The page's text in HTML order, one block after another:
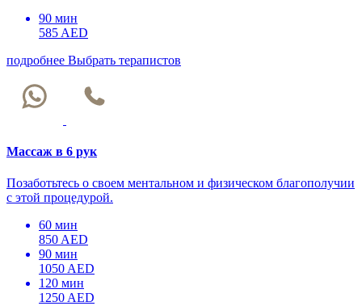
90 мин
585 AED
подробнее Выбрать терапистов
Массаж в 6 рук
Позаботьтесь о своем ментальном и физическом благополучии
с этой процедурой.
60 мин
850 AED
90 мин
1050 AED
120 мин
1250 AED